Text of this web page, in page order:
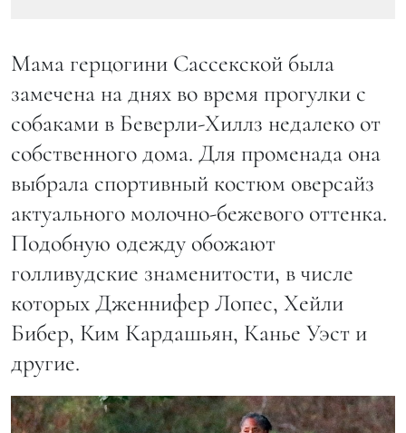
Мама герцогини Сассекской была
замечена на днях во время прогулки с
собаками в Беверли-Хиллз недалеко от
собственного дома. Для променада она
выбрала спортивный костюм оверсайз
актуального молочно-бежевого оттенка.
Подобную одежду обожают
голливудские знаменитости, в числе
которых Дженнифер Лопес, Хейли
Бибер, Ким Кардашьян, Канье Уэст и
другие.